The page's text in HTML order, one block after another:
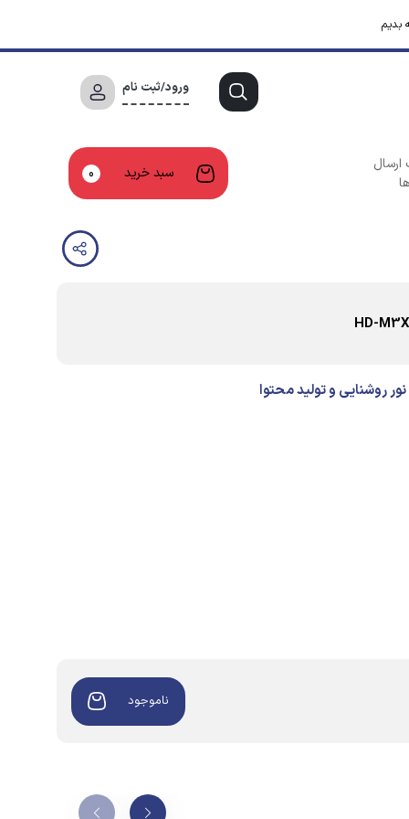
بدیم
ورود/ثبت نام
ارسال
سبد خرید 0
نور روشنایی و تولید محتوا
ناموجود